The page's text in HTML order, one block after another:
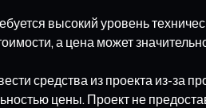
высокий уровень
а цена может
средства из проекта из-за
цены. Проект не